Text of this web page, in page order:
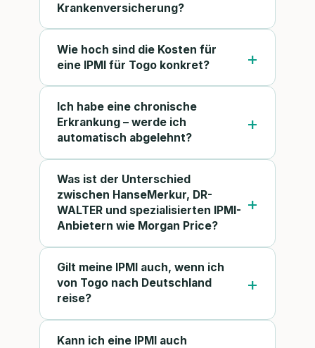
Krankenversicherung?
Wie hoch sind die Kosten für
eine IPMI für Togo konkret?
Ich habe eine chronische
Erkrankung – werde ich
automatisch abgelehnt?
Was ist der Unterschied
zwischen HanseMerkur, DR-
WALTER und spezialisierten IPMI-
Anbietern wie Morgan Price?
Gilt meine IPMI auch, wenn ich
von Togo nach Deutschland
reise?
Kann ich eine IPMI auch